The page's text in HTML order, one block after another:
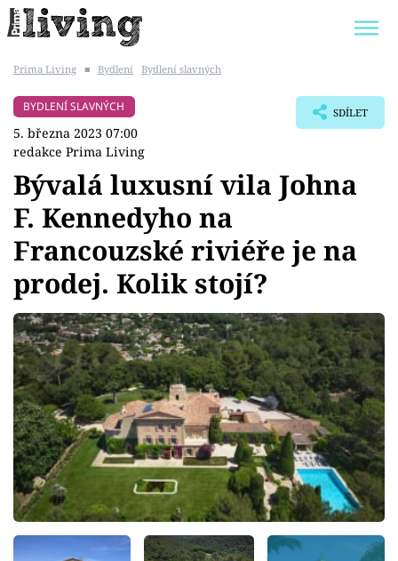
BYDLENÍ SLAVNÝCH
Témata
Bydlení
Zahrada
Design
Sledujte prima+
Přihlášení
Sledujte nás
Prima Living ■ Bydlení Bydlení slavných
BYDLENÍ SLAVNÝCH
5. března 2023 07:00
redakce Prima Living
SDÍLET
Bývalá luxusní vila Johna
F. Kennedyho na
Francouzské riviéře je na
prodej. Kolik stojí?